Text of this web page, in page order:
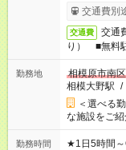
交通費別
交通費
交通
り） ■無料
勤務地
相模原市南区
相模大野駅 /
＜選べる
な施設をご紹
勤務時間
★1日5時間～